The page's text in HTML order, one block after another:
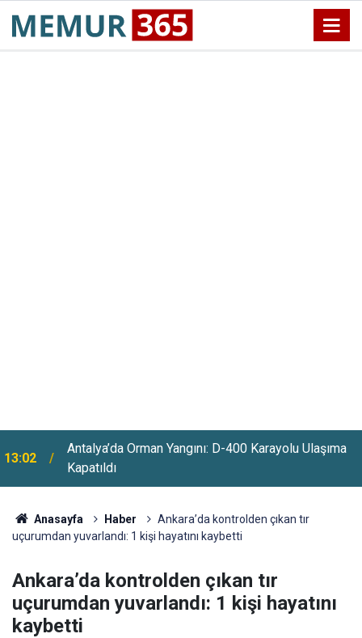
12:33 Erdoğan İmzaladı: 4 Yeni Büyükelçi Ataması Yapıldı
Anasayfa Haber
Ankara’da kontrolden çıkan tır
uçurumdan yuvarlandı: 1 kişi hayatını kaybetti
Ankara’da kontrolden çıkan tır
uçurumdan yuvarlandı: 1 kişi hayatını
kaybetti